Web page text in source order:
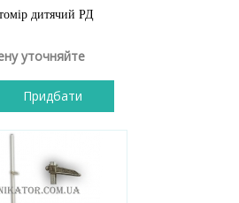
дитячий РД
уточняйте
Придбати